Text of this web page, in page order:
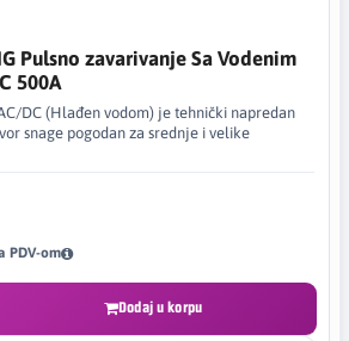
Pulsno zavarivanje Sa Vodenim
500A
DC (Hlađen vodom) je tehnički napredan
snage pogodan za srednje i velike
PDV-om
Dodaj u korpu